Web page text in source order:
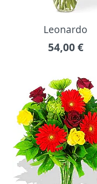
Leonardo
54,00 €